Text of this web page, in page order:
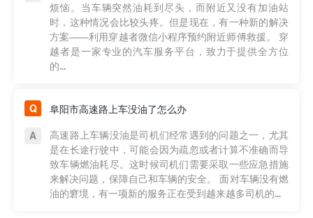
烦恼。当车辆突然油耗到尽头，而附近又没有加油站
时，这种情况会比较头疼。但是现在，有一种新的解决
方案——利用穿越者微信小程序预约附近师傅救援。 穿
越者是一家专业的汽车服务平台，致力于提供全方位
的...
阜阳市高速路上车没油了怎么办
高速路上车辆没油是司机们经常遇到的问题之一，尤其
是在长途行驶中，可能会因为疏忽或者计算不准确而导
致车辆燃油耗尽。这时候司机们需要采取一些应急措施
来解决问题，保障自己和车辆的安全。 面对车辆没有燃
油的窘境，有一项新的服务正在受到越来越多司机的...